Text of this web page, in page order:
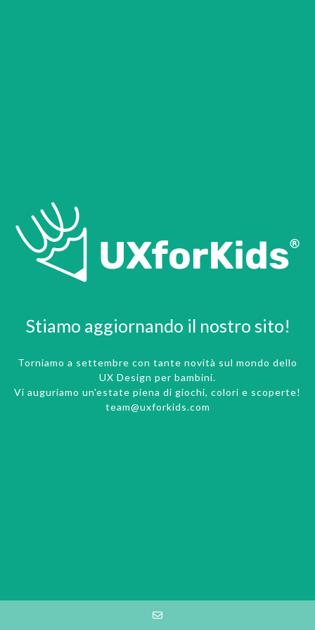
Stiamo aggiornando il nostro sito!
Torniamo a settembre con tante novità sul mondo dello
UX Design per bambini.
Vi auguriamo un'estate piena di giochi, colori e scoperte!
team@uxforkids.com